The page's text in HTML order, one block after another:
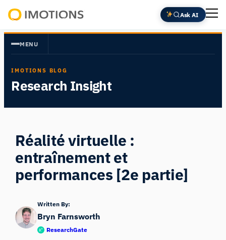
Aller
au
contenu
Insight
Ask AI
MENU
IMOTIONS BLOG
Research Insight
Réalité virtuelle :
entraînement et
performances [2e partie]
Written By:
Bryn Farnsworth
ResearchGate